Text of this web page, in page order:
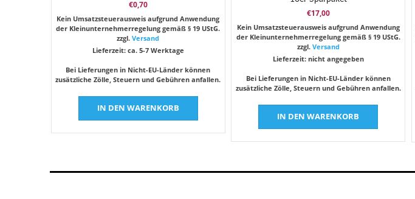
€0,70
Kein Umsatzsteuerausweis aufgrund Anwendung
der Kleinunternehmerregelung gemäß § 19 UStG.
zzgl.Versand
Lieferzeit: ca. 5-7 Werktage
Bei Lieferungen in Nicht-EU-Länder können
zusätzliche Zölle, Steuern und Gebühren anfallen.
IN DEN WARENKORB
€17,00
Kein Umsatzsteuerausweis aufgrund Anwendung
der Kleinunternehmerregelung gemäß § 19 UStG.
zzgl. Versand
Lieferzeit: nicht angegeben
Bei Lieferungen in Nicht-EU-Länder können
zusätzliche Zölle, Steuern und Gebühren anfallen.
IN DEN WARENKORB